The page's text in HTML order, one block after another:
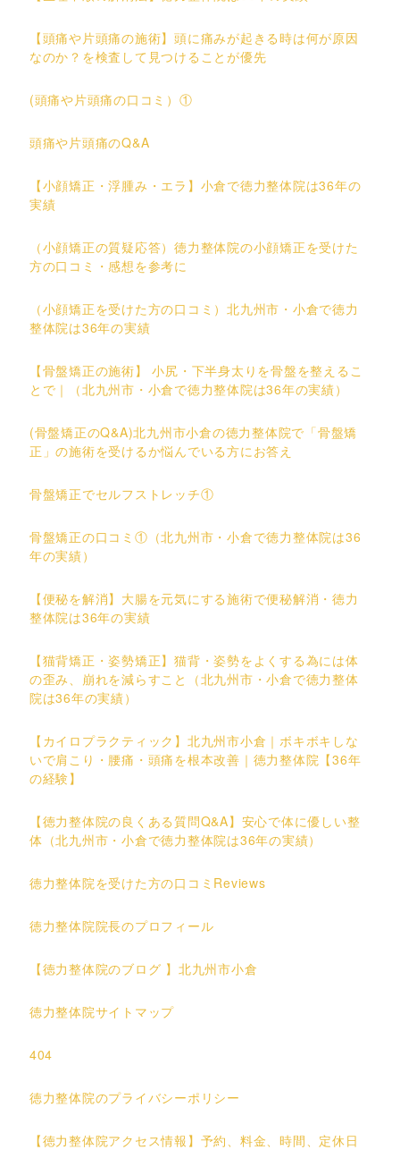
【頭痛や片頭痛の施術】頭に痛みが起きる時は何が原因
なのか？を検査して見つけることが優先
(頭痛や片頭痛の口コミ）①
頭痛や片頭痛のQ&A
【小顔矯正・浮腫み・エラ】小倉で徳力整体院は36年の
実績
（小顔矯正の質疑応答）徳力整体院の小顔矯正を受けた
方の口コミ・感想を参考に
（小顔矯正を受けた方の口コミ）北九州市・小倉で徳力
整体院は36年の実績
【骨盤矯正の施術】 小尻・下半身太りを骨盤を整えるこ
とで｜（北九州市・小倉で徳力整体院は36年の実績）
(骨盤矯正のQ&A)北九州市小倉の徳力整体院で「骨盤矯
正」の施術を受けるか悩んでいる方にお答え
骨盤矯正でセルフストレッチ①
骨盤矯正の口コミ①（北九州市・小倉で徳力整体院は36
年の実績）
【便秘を解消】大腸を元気にする施術で便秘解消・徳力
整体院は36年の実績
【猫背矯正・姿勢矯正】猫背・姿勢をよくする為には体
の歪み、崩れを減らすこと（北九州市・小倉で徳力整体
院は36年の実績）
【カイロプラクティック】北九州市小倉｜ボキボキしな
いで肩こり・腰痛・頭痛を根本改善｜徳力整体院【36年
の経験】
【徳力整体院の良くある質問Q&A】安心で体に優しい整
体（北九州市・小倉で徳力整体院は36年の実績）
徳力整体院を受けた方の口コミReviews
徳力整体院院長のプロフィール
【徳力整体院のブログ 】北九州市小倉
徳力整体院サイトマップ
404
徳力整体院のプライバシーポリシー
【徳力整体院アクセス情報】予約、料金、時間、定休日